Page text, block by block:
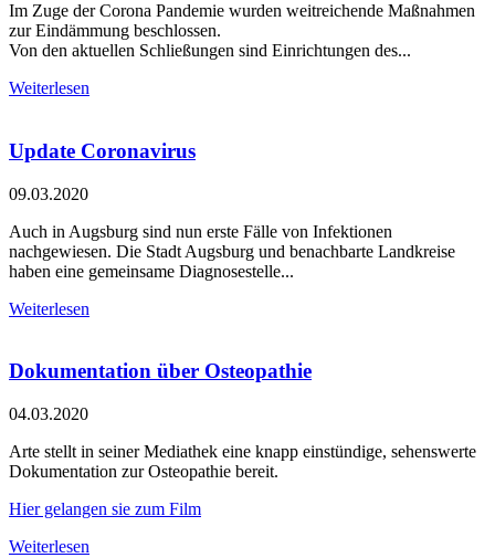
Im Zuge der Corona Pandemie wurden weitreichende Maßnahmen
zur Eindämmung beschlossen.
Von den aktuellen Schließungen sind Einrichtungen des...
Weiterlesen
Update Coronavirus
09.03.2020
Auch in Augsburg sind nun erste Fälle von Infektionen
nachgewiesen. Die Stadt Augsburg und benachbarte Landkreise
haben eine gemeinsame Diagnosestelle...
Weiterlesen
Dokumentation über Osteopathie
04.03.2020
Arte stellt in seiner Mediathek eine knapp einstündige, sehenswerte
Dokumentation zur Osteopathie bereit.
Hier gelangen sie zum Film
Weiterlesen